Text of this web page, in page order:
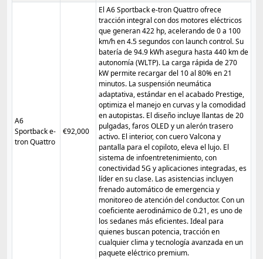
A6
Sportback e-
tron Quattro
€92,000
El A6 Sportback e-tron Quattro ofrece
tracción integral con dos motores eléctricos
que generan 422 hp, acelerando de 0 a 100
km/h en 4.5 segundos con launch control. Su
batería de 94.9 kWh asegura hasta 440 km de
autonomía (WLTP). La carga rápida de 270
kW permite recargar del 10 al 80% en 21
minutos. La suspensión neumática
adaptativa, estándar en el acabado Prestige,
optimiza el manejo en curvas y la comodidad
en autopistas. El diseño incluye llantas de 20
pulgadas, faros OLED y un alerón trasero
activo. El interior, con cuero Valcona y
pantalla para el copiloto, eleva el lujo. El
sistema de infoentretenimiento, con
conectividad 5G y aplicaciones integradas, es
líder en su clase. Las asistencias incluyen
frenado automático de emergencia y
monitoreo de atención del conductor. Con un
coeficiente aerodinámico de 0.21, es uno de
los sedanes más eficientes. Ideal para
quienes buscan potencia, tracción en
cualquier clima y tecnología avanzada en un
paquete eléctrico premium.